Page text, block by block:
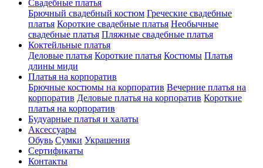
Свадебные платья
Брючный свадебный костюм Греческие свадебные
платья Короткие свадебные платья Необычные
свадебные платья Пляжные свадебные платья
Коктейльные платья
Деловые платья Короткие платья Костюмы Платья
длины миди
Платья на корпоратив
Брючные костюмы на корпоратив Вечерние платья на
корпоратив Деловые платья на корпоратив Короткие
платья на корпоратив
Будуарные платья и халаты
Аксессуары
Обувь Сумки Украшения
Сертификаты
Контакты